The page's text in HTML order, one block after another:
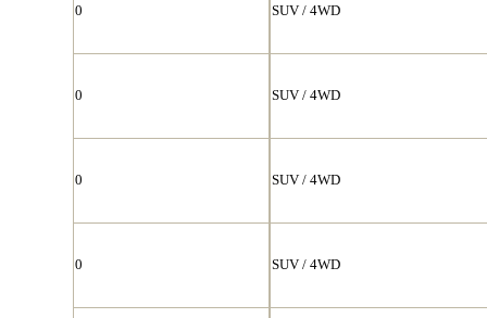
0 SUV / 4WD
0 SUV / 4WD
0 SUV / 4WD
0 SUV / 4WD